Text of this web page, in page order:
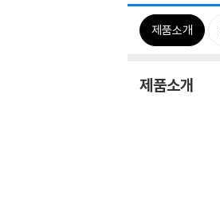
제품소개
제품소개